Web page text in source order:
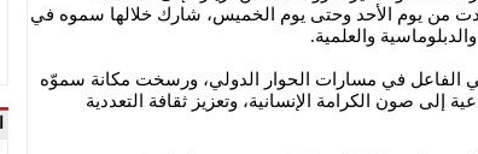
من يوم الأحد وحتى يوم الخميس، شارك خلالها سموه في
والعلمية.
الفاعل في مسارات الحوار الدولي، ورسخت مكانة سموّه
إلى صون الكرامة الإنسانية، وتعزيز ثقافة التعددية